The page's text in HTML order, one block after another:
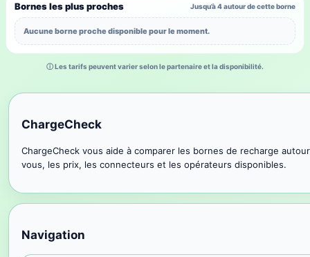
Bornes les plus proches Jusqu’à 4 autour de cette borne
Aucune borne proche disponible pour le moment.
ⓘ Les tarifs peuvent varier selon le partenaire et la disponibilité.
ChargeCheck
ChargeCheck vous aide à comparer les bornes de recharge
vous, les prix, les connecteurs et les opérateurs disponibles.
Navigation